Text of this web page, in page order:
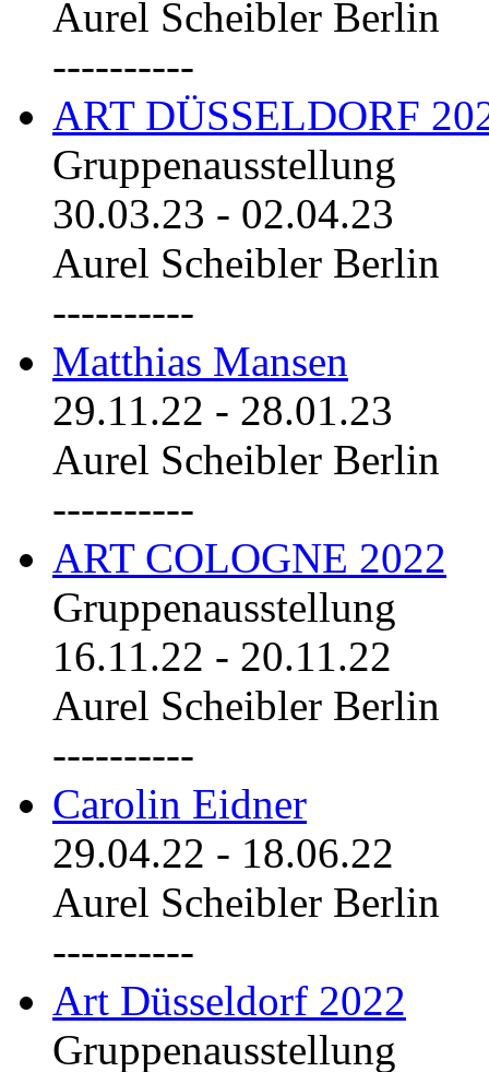
Aurel Scheibler Berlin
----------
ART DÜSSELDORF
Gruppenausstellung
30.03.23 - 02.04.23
Aurel Scheibler Berlin
----------
Matthias Mansen
29.11.22 - 28.01.23
Aurel Scheibler Berlin
----------
ART COLOGNE 2022
Gruppenausstellung
16.11.22 - 20.11.22
Aurel Scheibler Berlin
----------
Carolin Eidner
29.04.22 - 18.06.22
Aurel Scheibler Berlin
----------
Art Düsseldorf 2022
Gruppenausstellung